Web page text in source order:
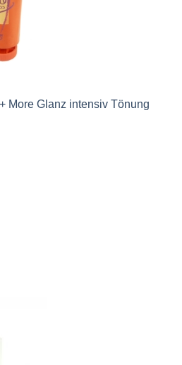
More Glanz intensiv Tönung